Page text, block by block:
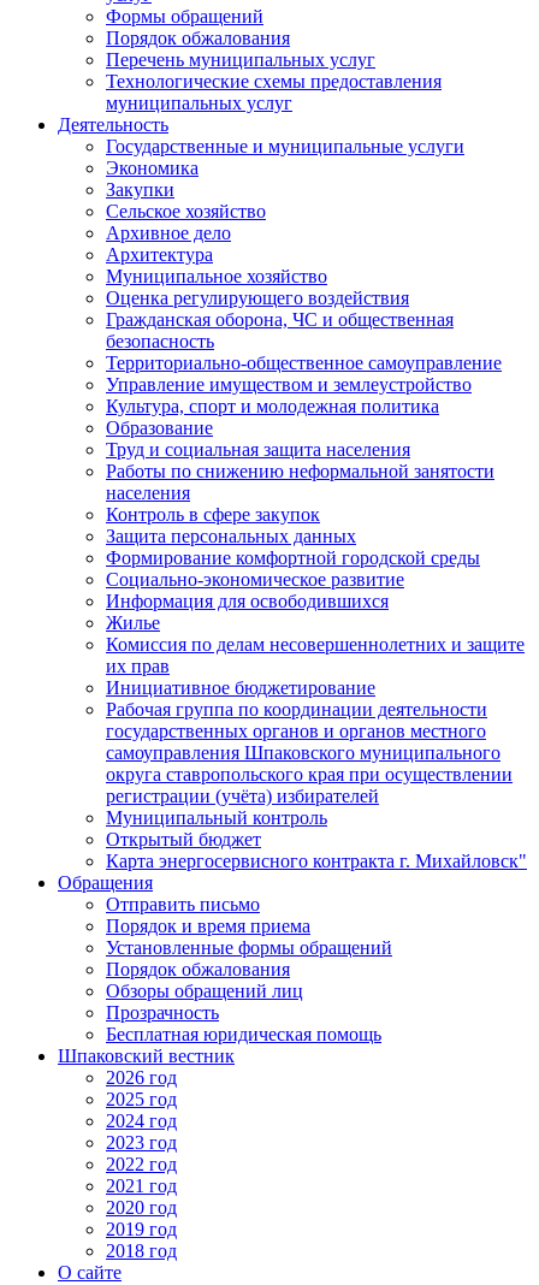
Формы обращений
Порядок обжалования
Перечень муниципальных услуг
Технологические схемы предоставления
муниципальных услуг
Деятельность
Государственные и муниципальные услуги
Экономика
Закупки
Сельское хозяйство
Архивное дело
Архитектура
Муниципальное хозяйство
Оценка регулирующего воздействия
Гражданская оборона, ЧС и общественная
безопасность
Территориально-общественное самоуправление
Управление имуществом и землеустройство
Культура, спорт и молодежная политика
Образование
Труд и социальная защита населения
Работы по снижению неформальной занятости
населения
Контроль в сфере закупок
Защита персональных данных
Формирование комфортной городской среды
Социально-экономическое развитие
Информация для освободившихся
Жилье
Комиссия по делам несовершеннолетних и защите
их прав
Инициативное бюджетирование
Рабочая группа по координации деятельности
государственных органов и органов местного
самоуправления Шпаковского муниципального
округа ставропольского края при осуществлении
регистрации (учёта) избирателей
Муниципальный контроль
Открытый бюджет
Карта энергосервисного контракта г. Михайловск"
Обращения
Отправить письмо
Порядок и время приема
Установленные формы обращений
Порядок обжалования
Обзоры обращений лиц
Прозрачность
Бесплатная юридическая помощь
Шпаковский вестник
2026 год
2025 год
2024 год
2023 год
2022 год
2021 год
2020 год
2019 год
2018 год
О сайте